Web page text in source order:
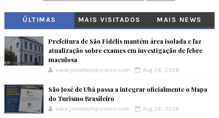
ÚLTIMAS MAIS VISITADOS MAIS NEWS
Prefeitura de São Fidélis mantém área isolada e faz
atualização sobre exames em investigação de febre
maculosa
www.jornaltemponews.com Aug 06, 2026
São José de Ubá passa a integrar oficialmente o Mapa
do Turismo Brasileiro
www.jornaltemponews.com Aug 06, 2026